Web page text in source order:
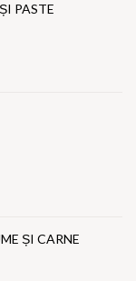
PASTE
ȘI CARNE